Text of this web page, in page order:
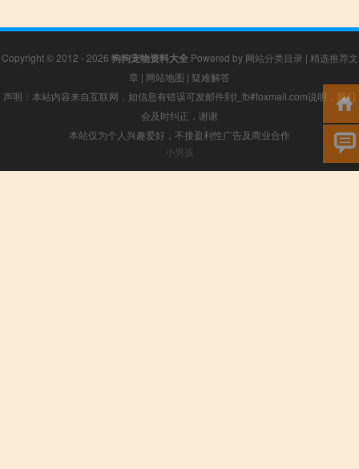
Copyright © 2012 - 2026 狗狗宠物资料大全Powered by 网站分类目录 | 精选推荐文
章 | 网站地图 | 疑难解答
声明：本站内容来自互联网，如信息有错误可发邮件到f_fb#foxmail.com说明，我们
会及时纠正，谢谢
本站仅为个人兴趣爱好，不接盈利性广告及商业合作
小男孩